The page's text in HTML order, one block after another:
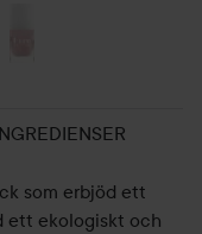
som erbjöd ett
ett ekologiskt och